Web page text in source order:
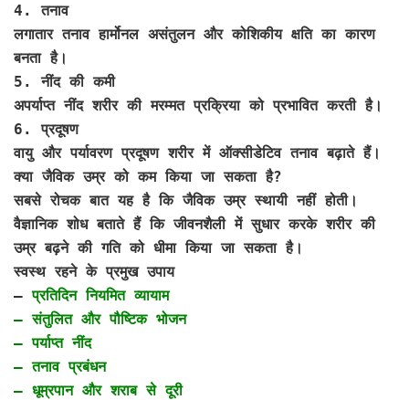
4. तनाव
लगातार तनाव हार्मोनल असंतुलन और कोशिकीय क्षति का कारण
बनता है।
5. नींद की कमी
अपर्याप्त नींद शरीर की मरम्मत प्रक्रिया को प्रभावित करती है।
6. प्रदूषण
वायु और पर्यावरण प्रदूषण शरीर में ऑक्सीडेटिव तनाव बढ़ाते हैं।
क्या जैविक उम्र को कम किया जा सकता है?
सबसे रोचक बात यह है कि जैविक उम्र स्थायी नहीं होती।
वैज्ञानिक शोध बताते हैं कि जीवनशैली में सुधार करके शरीर की
उम्र बढ़ने की गति को धीमा किया जा सकता है।
स्वस्थ रहने के प्रमुख उपाय
– प्रतिदिन नियमित व्यायाम
– संतुलित और पौष्टिक भोजन
– पर्याप्त नींद
– तनाव प्रबंधन
– धूम्रपान और शराब से दूरी